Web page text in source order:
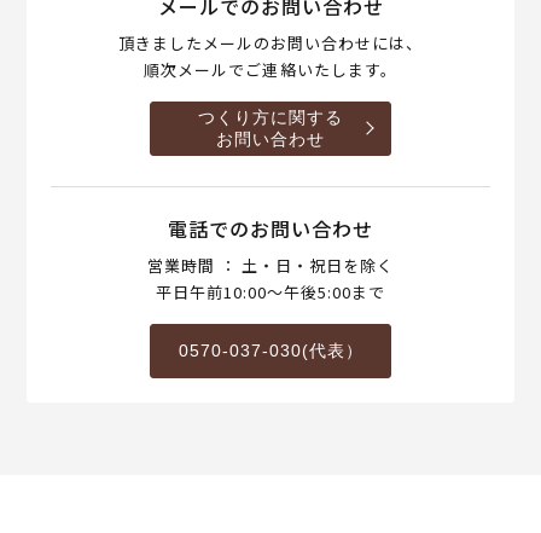
頂きましたメールのお問い合わせには、
順次メールでご連絡いたします。
つくり方に関する
お問い合わせ
電話でのお問い合わせ
営業時間 ： 土・日・祝日を除く
平日午前10:00～午後5:00まで
0570-037-030(代表）